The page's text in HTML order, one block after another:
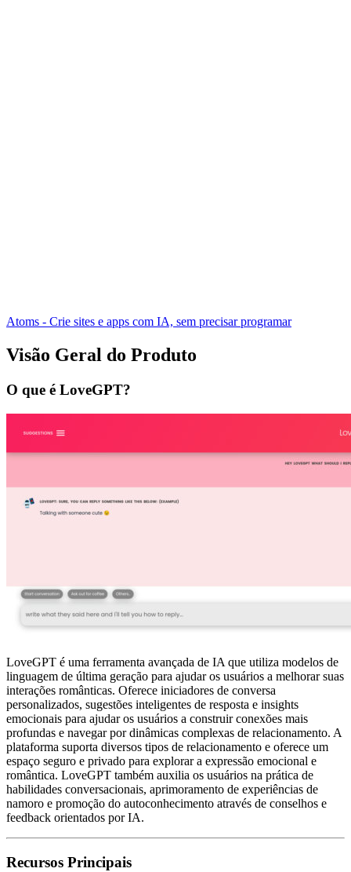
Atoms - Crie sites e apps com IA, sem precisar programar
Visão Geral do Produto
O que é LoveGPT?
LoveGPT é uma ferramenta avançada de IA que utiliza modelos de
linguagem de última geração para ajudar os usuários a melhorar suas
interações românticas. Oferece iniciadores de conversa
personalizados, sugestões inteligentes de resposta e insights
emocionais para ajudar os usuários a construir conexões mais
profundas e navegar por dinâmicas complexas de relacionamento. A
plataforma suporta diversos tipos de relacionamento e oferece um
espaço seguro e privado para explorar a expressão emocional e
romântica. LoveGPT também auxilia os usuários na prática de
habilidades conversacionais, aprimoramento de experiências de
namoro e promoção do autoconhecimento através de conselhos e
feedback orientados por IA.
Recursos Principais